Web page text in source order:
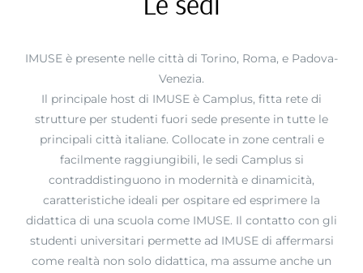
IMUSE è presente nelle città di Torino, Roma, e Padova-
Venezia.
Il principale host di IMUSE è Camplus, fitta rete di
strutture per studenti fuori sede presente in tutte le
principali città italiane. Collocate in zone centrali e
facilmente raggiungibili, le sedi Camplus si
contraddistinguono in modernità e dinamicità,
caratteristiche ideali per ospitare ed esprimere la
didattica di una scuola come IMUSE. Il contatto con gli
studenti universitari permette ad IMUSE di affermarsi
come realtà non solo didattica, ma assume anche un